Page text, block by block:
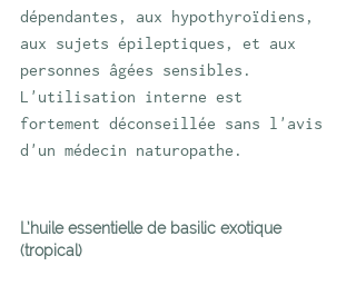
dépendantes, aux hypothyroïdiens,
aux sujets épileptiques, et aux
personnes âgées sensibles.
L'utilisation interne est
fortement déconseillée sans l'avis
d'un médecin naturopathe.
L’huile essentielle de basilic exotique
(tropical)